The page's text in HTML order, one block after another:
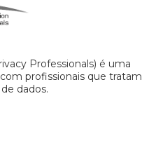
Professionals) é uma
profissionais que tratam
dados.